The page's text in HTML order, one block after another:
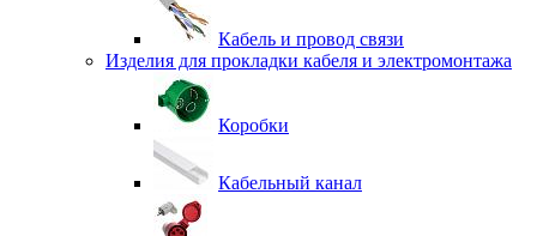
Кабель и провод связи
Изделия для прокладки кабеля и электромонтажа
Коробки
Кабельный канал